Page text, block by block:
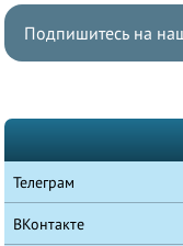
Подпишитесь на
Телеграм
ВКонтакте